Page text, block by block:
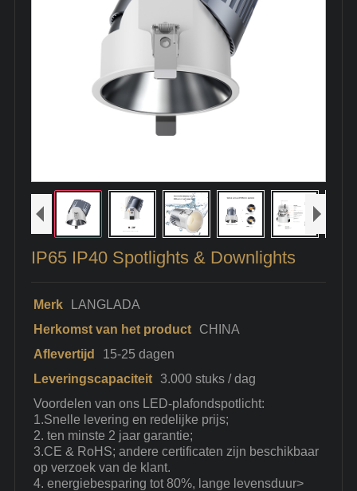
IP65 IP40 Spotlights & Downlights
Merk
LANGLADA
Herkomst van het product
CHINA
Aflevertijd
15-25 dagen
Leveringscapaciteit 3.000 stuks / dag
Voordelen van ons LED-plafondspotlicht:
1.Snelle levering en redelijke prijs;
2. ten minste 2 jaar garantie;
3.CE & RoHS; andere certificaten zijn beschikbaar
op verzoek van de klant.
4. energiebesparing tot 80%, lange levensduur>